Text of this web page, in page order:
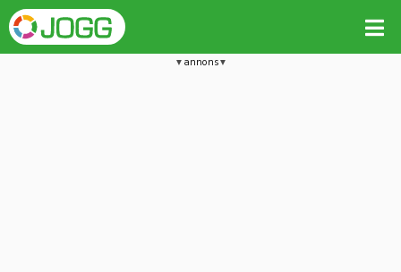
annons